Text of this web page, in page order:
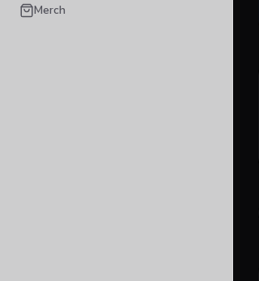
Merch